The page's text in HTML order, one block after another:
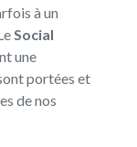
à un
Social
une
portées et
de nos